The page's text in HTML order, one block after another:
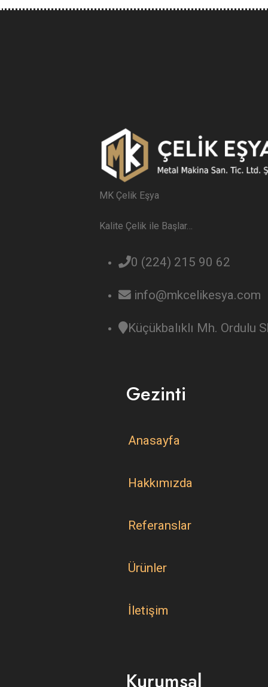
MK Çelik Eşya
Kalite Çelik ile Başlar…
0 (224) 215 90 62
info@mkcelikesya.com
Küçükbalıklı Mh. Ordulu
Gezinti
Anasayfa
Hakkımızda
Referanslar
Ürünler
İletişim
Kurumsal